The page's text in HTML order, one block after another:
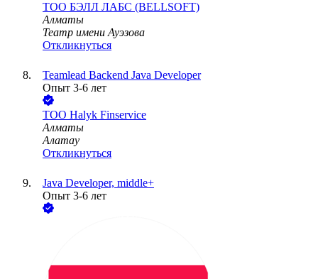
ТОО БЭЛЛ ЛАБС (BELLSOFT)
Алматы
Театр имени Ауэзова
Откликнуться
Teamlead Backend Java Developer
Опыт 3-6 лет
ТОО Halyk Finservice
Алматы
Алатау
Откликнуться
Java Developer, middle+
Опыт 3-6 лет